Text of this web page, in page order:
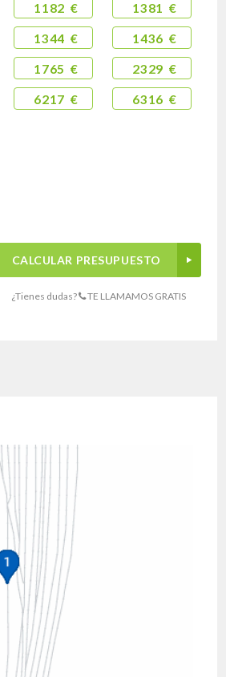
1182 €
1344 €
1765 €
6217 €
1381 €
1436 €
2329 €
6316 €
CALCULAR PRESUPUESTO
¿Tienes dudas? TE LLAMAMOS GRATIS